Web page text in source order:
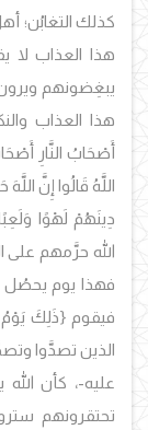
كذلك التغابُن؛
هذا العذاب لا
يبغِضونهم
هذا العذاب
أَصْحَابُ النَّارِ
اللَّهُ قَالُوا إِنَّ
دِينَهُمْ لَهْوًا
الله حرَّمهم على
فهذا يوم يحصُل
فيقوم {ذَلِكَ يَوْمُ
الذين تصدَّوا
عليه-، كأن
تحتقرونهم